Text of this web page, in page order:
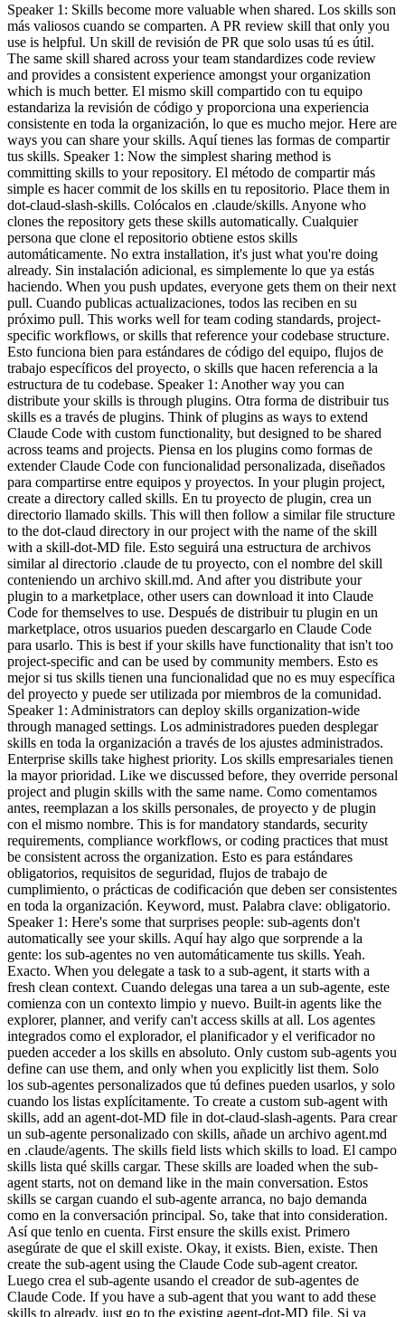
Speaker 1: Skills become more valuable when shared. Los skills son
más valiosos cuando se comparten. A PR review skill that only you
use is helpful. Un skill de revisión de PR que solo usas tú es útil.
The same skill shared across your team standardizes code review
and provides a consistent experience amongst your organization
which is much better. El mismo skill compartido con tu equipo
estandariza la revisión de código y proporciona una experiencia
consistente en toda la organización, lo que es mucho mejor. Here are
ways you can share your skills. Aquí tienes las formas de compartir
tus skills. Speaker 1: Now the simplest sharing method is
committing skills to your repository. El método de compartir más
simple es hacer commit de los skills en tu repositorio. Place them in
dot-claud-slash-skills. Colócalos en .claude/skills. Anyone who
clones the repository gets these skills automatically. Cualquier
persona que clone el repositorio obtiene estos skills
automáticamente. No extra installation, it's just what you're doing
already. Sin instalación adicional, es simplemente lo que ya estás
haciendo. When you push updates, everyone gets them on their next
pull. Cuando publicas actualizaciones, todos las reciben en su
próximo pull. This works well for team coding standards, project-
specific workflows, or skills that reference your codebase structure.
Esto funciona bien para estándares de código del equipo, flujos de
trabajo específicos del proyecto, o skills que hacen referencia a la
estructura de tu codebase. Speaker 1: Another way you can
distribute your skills is through plugins. Otra forma de distribuir tus
skills es a través de plugins. Think of plugins as ways to extend
Claude Code with custom functionality, but designed to be shared
across teams and projects. Piensa en los plugins como formas de
extender Claude Code con funcionalidad personalizada, diseñados
para compartirse entre equipos y proyectos. In your plugin project,
create a directory called skills. En tu proyecto de plugin, crea un
directorio llamado skills. This will then follow a similar file structure
to the dot-claud directory in our project with the name of the skill
with a skill-dot-MD file. Esto seguirá una estructura de archivos
similar al directorio .claude de tu proyecto, con el nombre del skill
conteniendo un archivo skill.md. And after you distribute your
plugin to a marketplace, other users can download it into Claude
Code for themselves to use. Después de distribuir tu plugin en un
marketplace, otros usuarios pueden descargarlo en Claude Code
para usarlo. This is best if your skills have functionality that isn't too
project-specific and can be used by community members. Esto es
mejor si tus skills tienen una funcionalidad que no es muy específica
del proyecto y puede ser utilizada por miembros de la comunidad.
Speaker 1: Administrators can deploy skills organization-wide
through managed settings. Los administradores pueden desplegar
skills en toda la organización a través de los ajustes administrados.
Enterprise skills take highest priority. Los skills empresariales tienen
la mayor prioridad. Like we discussed before, they override personal
project and plugin skills with the same name. Como comentamos
antes, reemplazan a los skills personales, de proyecto y de plugin
con el mismo nombre. This is for mandatory standards, security
requirements, compliance workflows, or coding practices that must
be consistent across the organization. Esto es para estándares
obligatorios, requisitos de seguridad, flujos de trabajo de
cumplimiento, o prácticas de codificación que deben ser consistentes
en toda la organización. Keyword, must. Palabra clave: obligatorio.
Speaker 1: Here's some that surprises people: sub-agents don't
automatically see your skills. Aquí hay algo que sorprende a la
gente: los sub-agentes no ven automáticamente tus skills. Yeah.
Exacto. When you delegate a task to a sub-agent, it starts with a
fresh clean context. Cuando delegas una tarea a un sub-agente, este
comienza con un contexto limpio y nuevo. Built-in agents like the
explorer, planner, and verify can't access skills at all. Los agentes
integrados como el explorador, el planificador y el verificador no
pueden acceder a los skills en absoluto. Only custom sub-agents you
define can use them, and only when you explicitly list them. Solo
los sub-agentes personalizados que tú defines pueden usarlos, y solo
cuando los listas explícitamente. To create a custom sub-agent with
skills, add an agent-dot-MD file in dot-claud-slash-agents. Para crear
un sub-agente personalizado con skills, añade un archivo agent.md
en .claude/agents. The skills field lists which skills to load. El campo
skills lista qué skills cargar. These skills are loaded when the sub-
agent starts, not on demand like in the main conversation. Estos
skills se cargan cuando el sub-agente arranca, no bajo demanda
como en la conversación principal. So, take that into consideration.
Así que tenlo en cuenta. First ensure the skills exist. Primero
asegúrate de que el skill existe. Okay, it exists. Bien, existe. Then
create the sub-agent using the Claude Code sub-agent creator.
Luego crea el sub-agente usando el creador de sub-agentes de
Claude Code. If you have a sub-agent that you want to add these
skills to already, just go to the existing agent-dot-MD file. Si ya